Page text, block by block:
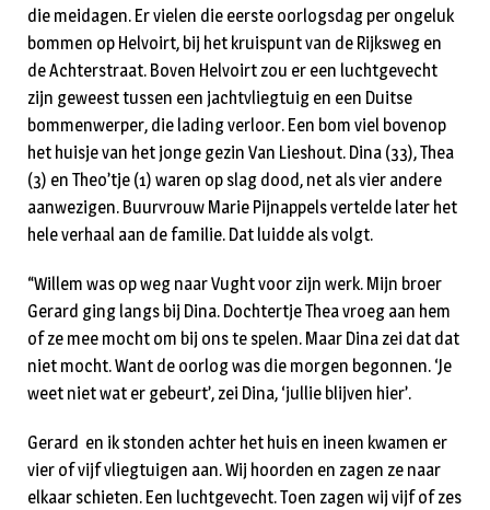
die meidagen. Er vielen die eerste oorlogsdag per ongeluk
bommen op Helvoirt, bij het kruispunt van de Rijksweg en
de Achterstraat. Boven Helvoirt zou er een luchtgevecht
zijn geweest tussen een jachtvliegtuig en een Duitse
bommenwerper, die lading verloor. Een bom viel bovenop
het huisje van het jonge gezin Van Lieshout. Dina (33), Thea
(3) en Theo’tje (1) waren op slag dood, net als vier andere
aanwezigen. Buurvrouw Marie Pijnappels vertelde later het
hele verhaal aan de familie. Dat luidde als volgt.
“Willem was op weg naar Vught voor zijn werk. Mijn broer
Gerard ging langs bij Dina. Dochtertje Thea vroeg aan hem
of ze mee mocht om bij ons te spelen. Maar Dina zei dat dat
niet mocht. Want de oorlog was die morgen begonnen. ‘Je
weet niet wat er gebeurt’, zei Dina, ‘jullie blijven hier’.
Gerard en ik stonden achter het huis en ineen kwamen er
vier of vijf vliegtuigen aan. Wij hoorden en zagen ze naar
elkaar schieten. Een luchtgevecht. Toen zagen wij vijf of zes